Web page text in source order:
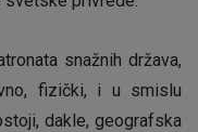
snažnih država,
fizički, i u smislu
dakle, geografska